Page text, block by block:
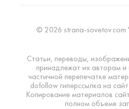
© 2026 strana-sovetov.com
Статьи, переводы,
принадлежат их авторам
частичной перепечатке
dofollow гиперссылка на
Копирование материалов
полном объеме